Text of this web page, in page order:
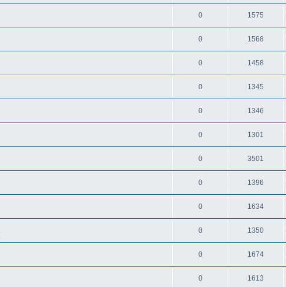
0 1575
0 1568
0 1458
0 1345
0 1346
0 1301
0 3501
0 1396
0 1634
0 1350
0 1674
0 1613